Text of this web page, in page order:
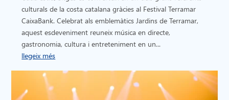
culturals de la costa catalana gràcies al Festival Terramar
CaixaBank. Celebrat als emblemàtics Jardins de Terramar,
aquest esdeveniment reuneix música en directe,
gastronomia, cultura i entreteniment en un...
llegeix més